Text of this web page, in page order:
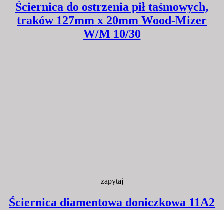
Ściernica do ostrzenia pił taśmowych,
traków 127mm x 20mm Wood-Mizer
W/M 10/30
zapytaj
Ściernica diamentowa doniczkowa 11A2